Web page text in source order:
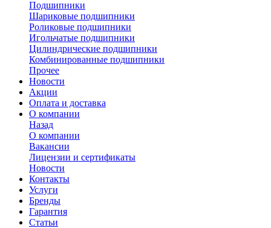
Подшипники
Шариковые подшипники
Роликовые подшипники
Игольчатые подшипники
Цилиндрические подшипники
Комбинированные подшипники
Прочее
Новости
Акции
Оплата и доставка
О компании
Назад
О компании
Вакансии
Лицензии и сертификаты
Новости
Контакты
Услуги
Бренды
Гарантия
Статьи